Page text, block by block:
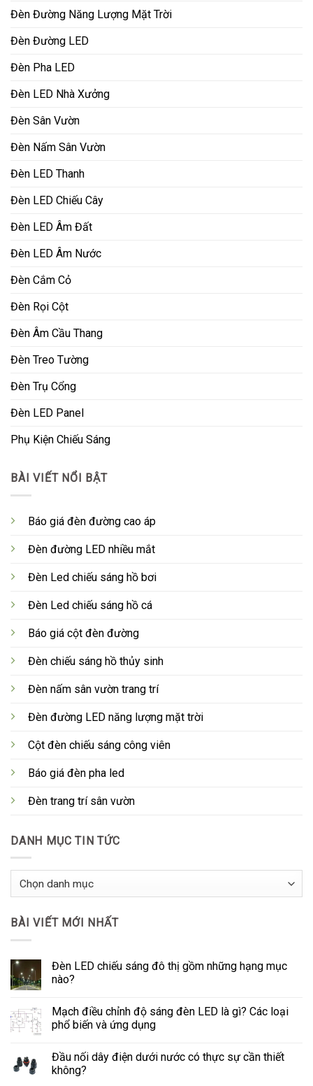
Đèn Đường Năng Lượng Mặt Trời
Đèn Đường LED
Đèn Pha LED
Đèn LED Nhà Xưởng
Đèn Sân Vườn
Đèn Nấm Sân Vườn
Đèn LED Thanh
Đèn LED Chiếu Cây
Đèn LED Âm Đất
Đèn LED Âm Nước
Đèn Cắm Cỏ
Đèn Rọi Cột
Đèn Âm Cầu Thang
Đèn Treo Tường
Đèn Trụ Cổng
Đèn LED Panel
Phụ Kiện Chiếu Sáng
BÀI VIẾT NỔI BẬT
Báo giá đèn đường cao áp
Đèn đường LED nhiều mắt
Đèn Led chiếu sáng hồ bơi
Đèn Led chiếu sáng hồ cá
Báo giá cột đèn đường
Đèn chiếu sáng hồ thủy sinh
Đèn nấm sân vườn trang trí
Đèn đường LED năng lượng mặt trời
Cột đèn chiếu sáng công viên
Báo giá đèn pha led
Đèn trang trí sân vườn
DANH MỤC TIN TỨC
Danh
Tức
BÀI VIẾT MỚI NHẤT
Đèn LED chiếu sáng đô thị gồm những hạng mục
nào?
Mạch điều chỉnh độ sáng đèn LED là gì? Các loại
phổ biến và ứng dụng
Đầu nối dây điện dưới nước có thực sự cần thiết
không?